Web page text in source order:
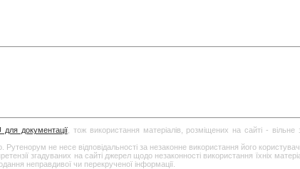
для документації, тож використання матеріалів, розміщених на сайті -
не несе відповідальності за незаконне використання його
згадуваних на сайті джерел щодо незаконності використання їхніх
неправдивої чи перекрученої інформації.